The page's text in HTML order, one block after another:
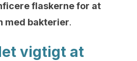
flaskerne for at
med bakterier.
vigtigt at